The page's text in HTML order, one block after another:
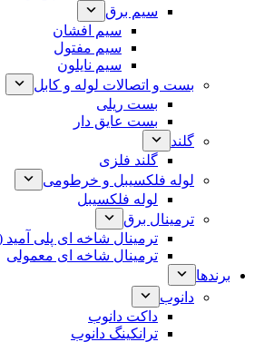
سیم برق
سیم افشان
سیم مفتول
سیم نایلون
بست و اتصالات لوله و کابل
بست ریلی
بست عایق دار
گلند
گلند فلزی
لوله فلکسیبل و خرطومی
لوله فلکسیبل
ترمینال برق
ترمینال شاخه ای پلی
ترمینال شاخه ای معمولی
برندها
دانوب
داکت دانوب
ترانکینگ دانوب